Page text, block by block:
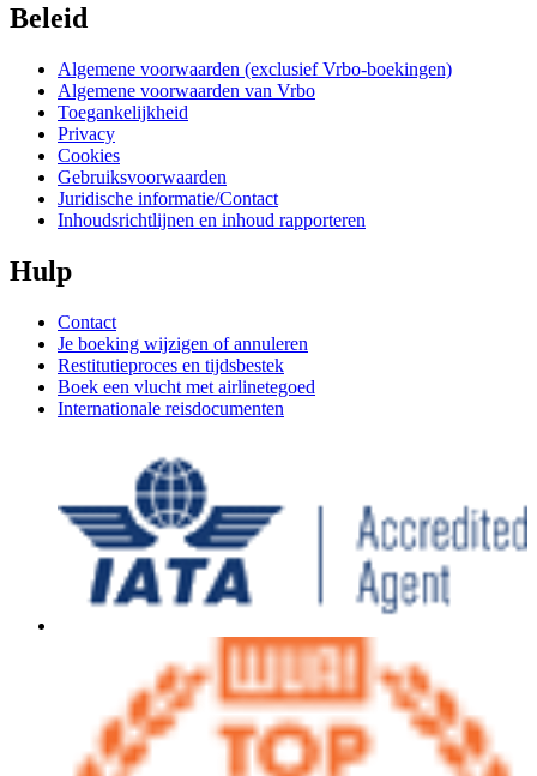
Beleid
Algemene voorwaarden (exclusief Vrbo-boekingen)
Algemene voorwaarden van Vrbo
Toegankelijkheid
Privacy
Cookies
Gebruiksvoorwaarden
Juridische informatie/Contact
Inhoudsrichtlijnen en inhoud rapporteren
Hulp
Contact
Je boeking wijzigen of annuleren
Restitutieproces en tijdsbestek
Boek een vlucht met airlinetegoed
Internationale reisdocumenten